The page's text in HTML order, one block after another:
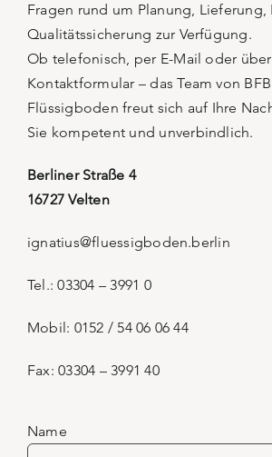
Fragen rund um Planung, Lieferung,
Qualitätssicherung zur Verfügung.
Ob telefonisch, per E-Mail oder
Kontaktformular – das Team von
Flüssigboden freut sich auf Ihre
Sie kompetent und unverbindlich.
Berliner Straße 4
16727 Velten
ignatius@fluessigboden.berlin
Tel.:03304 – 3991 0
Mobil: 0152 / 54 06 06 44
Fax: 03304 – 3991 40
Name